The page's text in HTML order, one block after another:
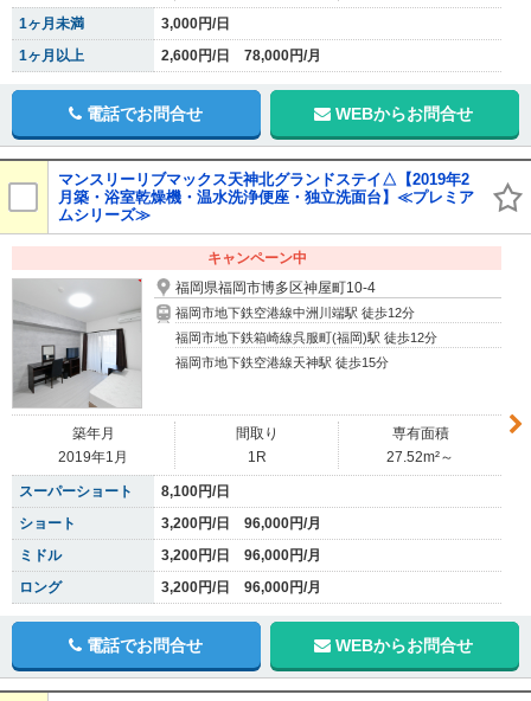
1ヶ月未満
3,000円/日
1ヶ月以上
2,600円/日 78,000円/月
電話でお問合せ WEBからお問合せ
マンスリーリブマックス天神北グランドステイ△【2019年2
月築・浴室乾燥機・温水洗浄便座・独立洗面台】≪プレミア
ムシリーズ≫
キャンペーン中
福岡県福岡市博多区神屋町10-4
福岡市地下鉄空港線中洲川端駅 徒歩12分
福岡市地下鉄箱崎線呉服町(福岡)駅 徒歩12分
福岡市地下鉄空港線天神駅 徒歩15分
築年月
2019年1月
間取り
1R
専有面積
27.52m²～
スーパーショート
8,100円/日
ショート
3,200円/日 96,000円/月
ミドル
3,200円/日 96,000円/月
ロング
3,200円/日 96,000円/月
電話でお問合せ WEBからお問合せ